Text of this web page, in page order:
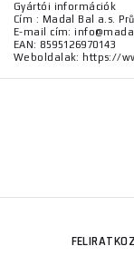
Gyártói információk
Cím : Madal Bal a.s.
E-mail cím:
EAN: 8595126970143
Weboldalak: https://